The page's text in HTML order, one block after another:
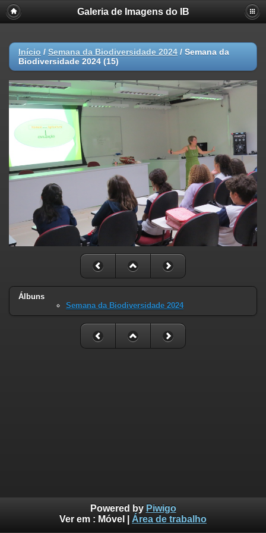
Galeria de Imagens do IB
Início / Semana da Biodiversidade 2024 / Semana da
Biodiversidade 2024 (15)
Álbuns
Semana da Biodiversidade 2024
Powered by Piwigo
Ver em : Móvel Área de trabalho